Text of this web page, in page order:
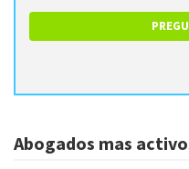
Abogados mas